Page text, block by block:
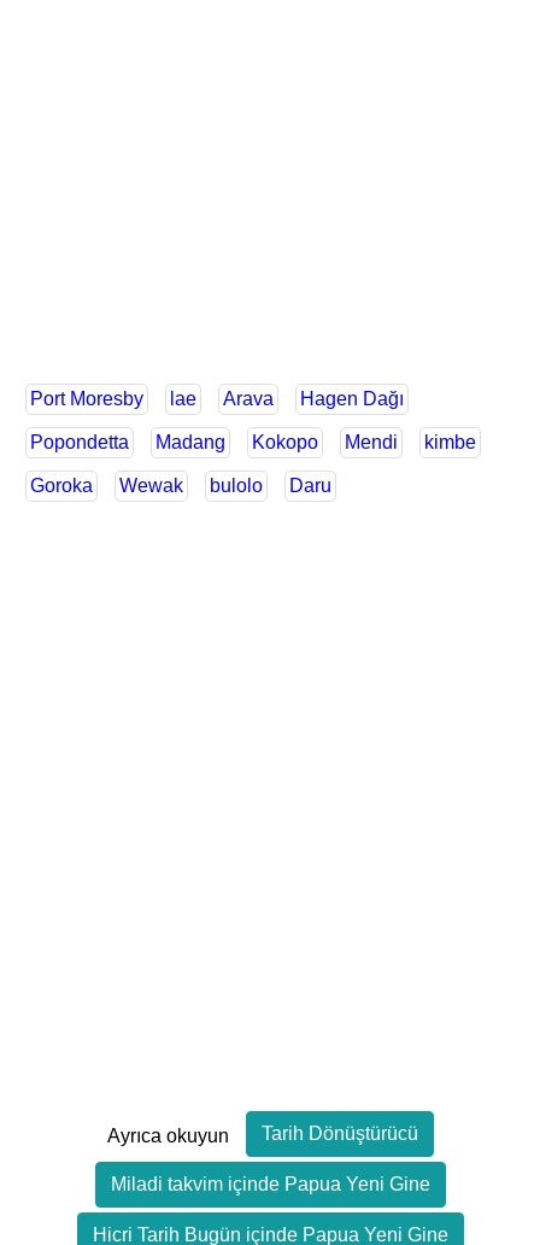
Port Moresby lae Arava Hagen Dağı
Popondetta Madang Kokopo Mendi kimbe
Goroka Wewak bulolo Daru
Ayrıca okuyun Tarih Dönüştürücü
Miladi takvim içinde Papua Yeni Gine
Hicri Tarih Bugün içinde Papua Yeni Gine